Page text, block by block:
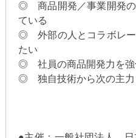
◎ 商品開発／事業開発の
ている
◎ 外部の人とコラボレー
たい
◎ 社員の商品開発力を強
◎ 独自技術から次の主力